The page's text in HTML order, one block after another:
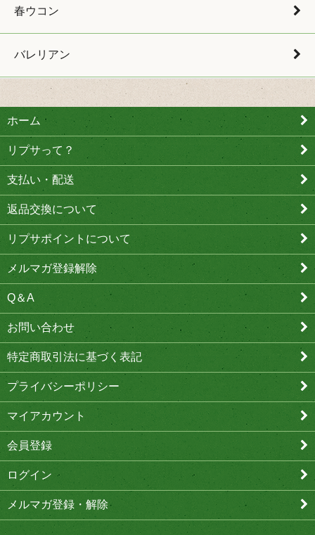
春ウコン
バレリアン
ホーム
リプサって？
支払い・配送
返品交換について
リプサポイントについて
メルマガ登録解除
Q＆A
お問い合わせ
特定商取引法に基づく表記
プライバシーポリシー
マイアカウント
会員登録
ログイン
メルマガ登録・解除